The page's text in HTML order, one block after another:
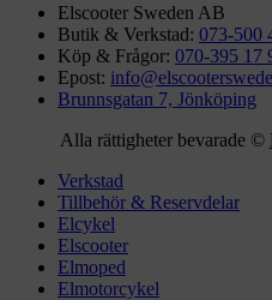
Elscooter Sweden AB
Butik & Verkstad: 073-500
Köp & Frågor: 070-395 17
Epost:
Brunnsgatan 7, Jönköping
Alla rättigheter bevarade ©
Verkstad
Tillbehör & Reservdelar
Elcykel
Elscooter
Elmoped
Elmotorcykel